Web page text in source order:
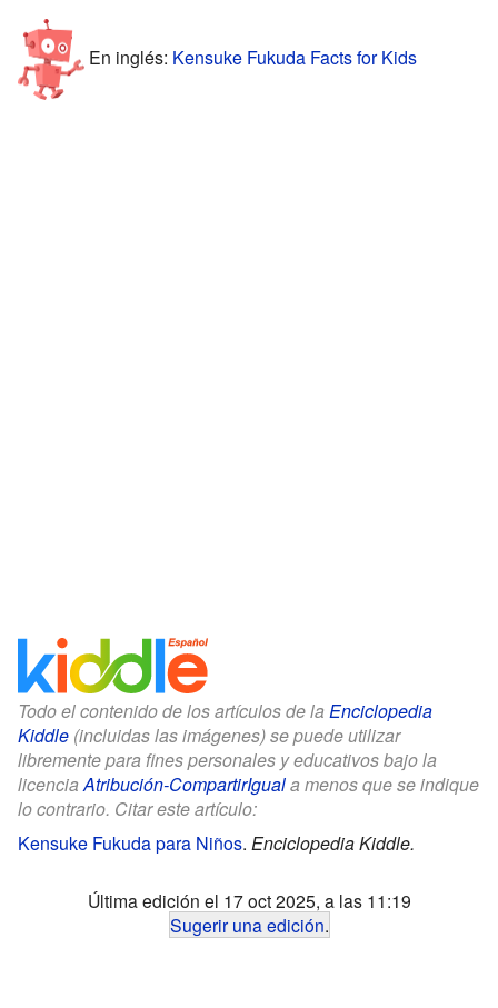
En inglés: Kensuke Fukuda Facts for Kids
Todo el contenido de los artículos de la Enciclopedia
Kiddle (incluidas las imágenes) se puede utilizar
libremente para fines personales y educativos bajo la
licenciaAtribución-CompartirIguala menos que se indique
lo contrario. Citar este artículo:
Kensuke Fukuda para Niños. Enciclopedia Kiddle.
Última edición el 17 oct 2025, a las 11:19
Sugerir una edición.